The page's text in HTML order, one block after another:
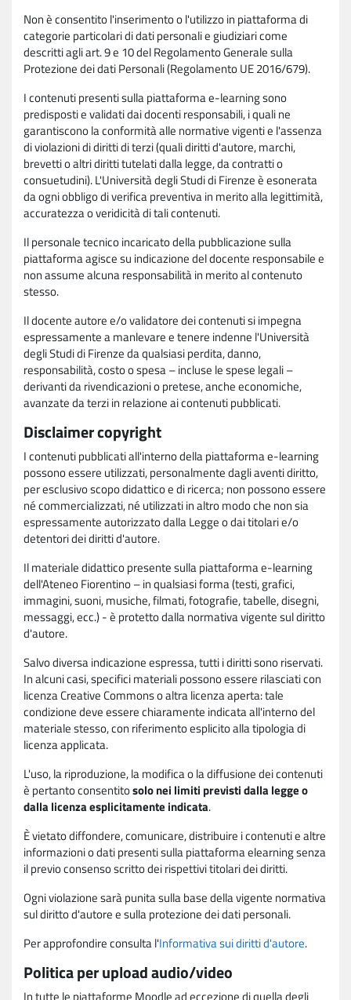
Non è consentito l'inserimento o l'utilizzo in piattaforma di
categorie particolari di dati personali e giudiziari come
descritti agli art. 9 e 10 del Regolamento Generale sulla
Protezione dei dati Personali (Regolamento UE 2016/679).
I contenuti presenti sulla piattaforma e-learning sono
predisposti e validati dai docenti responsabili, i quali ne
garantiscono la conformità alle normative vigenti e l'assenza
di violazioni di diritti di terzi (quali diritti d'autore, marchi,
brevetti o altri diritti tutelati dalla legge, da contratti o
consuetudini). L'Università degli Studi di Firenze è esonerata
da ogni obbligo di verifica preventiva in merito alla legittimità,
accuratezza o veridicità di tali contenuti.
Il personale tecnico incaricato della pubblicazione sulla
piattaforma agisce su indicazione del docente responsabile e
non assume alcuna responsabilità in merito al contenuto
stesso.
Il docente autore e/o validatore dei contenuti si impegna
espressamente a manlevare e tenere indenne l'Università
degli Studi di Firenze da qualsiasi perdita, danno,
responsabilità, costo o spesa – incluse le spese legali –
derivanti da rivendicazioni o pretese, anche economiche,
avanzate da terzi in relazione ai contenuti pubblicati.
Disclaimer copyright
I contenuti pubblicati all'interno della piattaforma e-learning
possono essere utilizzati, personalmente dagli aventi diritto,
per esclusivo scopo didattico e di ricerca; non possono essere
né commercializzati, né utilizzati in altro modo che non sia
espressamente autorizzato dalla Legge o dai titolari e/o
detentori dei diritti d'autore.
Il materiale didattico presente sulla piattaforma e-learning
dell'Ateneo Fiorentino – in qualsiasi forma (testi, grafici,
immagini, suoni, musiche, filmati, fotografie, tabelle, disegni,
messaggi, ecc.) - è protetto dalla normativa vigente sul diritto
d'autore.
Salvo diversa indicazione espressa, tutti i diritti sono riservati.
In alcuni casi, specifici materiali possono essere rilasciati con
licenza Creative Commons o altra licenza aperta: tale
condizione deve essere chiaramente indicata all'interno del
materiale stesso, con riferimento esplicito alla tipologia di
licenza applicata.
L'uso, la riproduzione, la modifica o la diffusione dei contenuti
è pertanto consentitosolo nei limiti previsti dalla legge o
dalla licenza esplicitamente indicata.
È vietato diffondere, comunicare, distribuire i contenuti e altre
informazioni o dati presenti sulla piattaforma elearning senza
il previo consenso scritto dei rispettivi titolari dei diritti.
Ogni violazione sarà punita sulla base della vigente normativa
sul diritto d'autore e sulla protezione dei dati personali.
Per approfondire consulta l'Informativa sui diritti d'autore.
Politica per upload audio/video
In tutte le piattaforme Moodle ad eccezione di quella degli